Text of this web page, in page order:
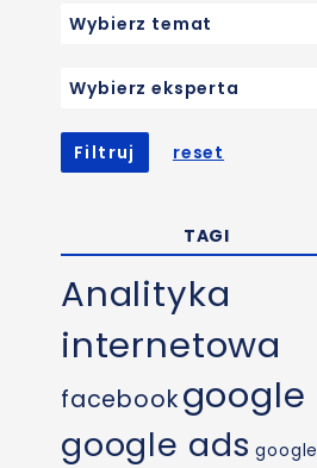
Wybierz temat
Wybierz eksperta
Filtruj reset
TAGI
Analityka
internetowa
facebookgoogle
google ads google